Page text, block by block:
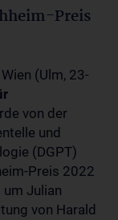
Preis
(Ulm, 23-
von der
und
(DGPT)
Preis 2022
Julian
von Harald